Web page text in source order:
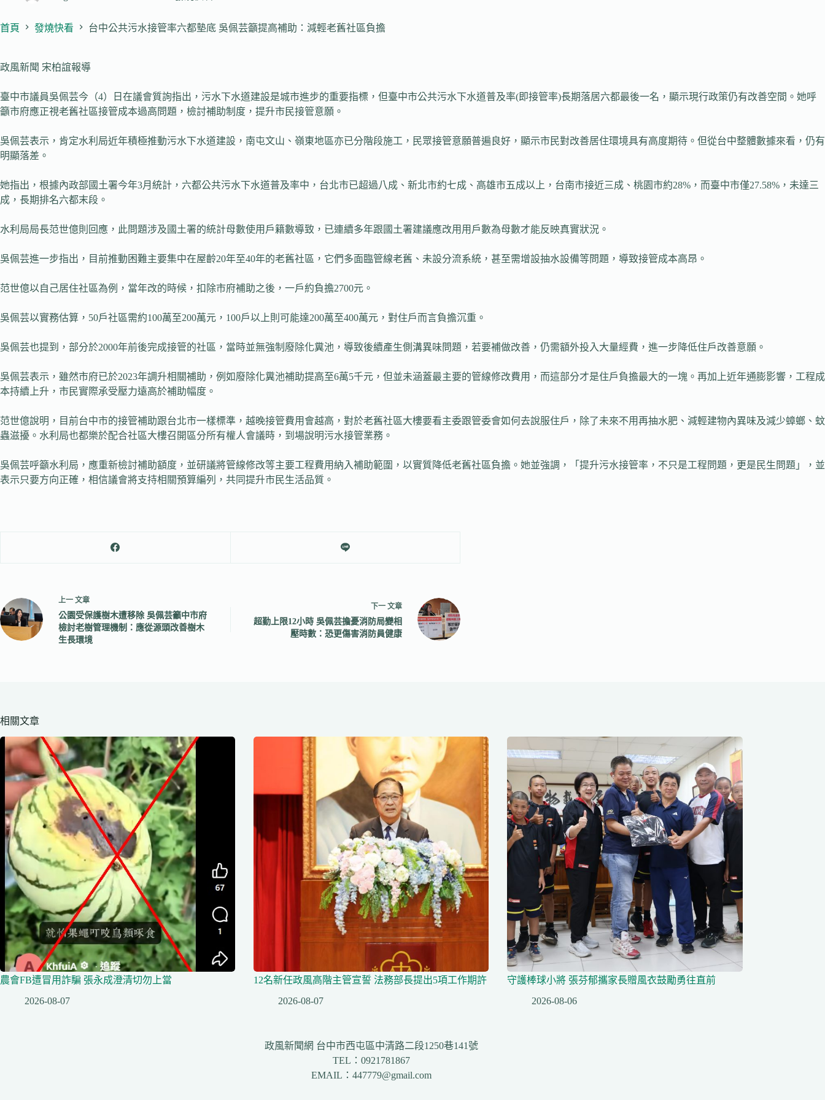
首頁 發燒快看 台中公共污水接管率六都墊底 吳佩芸籲提高補助：減輕老舊社區負擔
政風新聞 宋柏誼報導
臺中市議員吳佩芸今（4）日在議會質詢指出，污水下水道建設是城市進步的重要指標，但臺中市公共污水下水道普及率(即接管率)長期落居六都最後一名，顯示現行政策仍有改善空間。她呼
籲市府應正視老舊社區接管成本過高問題，檢討補助制度，提升市民接管意願。
吳佩芸表示，肯定水利局近年積極推動污水下水道建設，南屯文山、嶺東地區亦已分階段施工，民眾接管意願普遍良好，顯示市民對改善居住環境具有高度期待。但從台中整體數據來看，仍有
明顯落差。
她指出，根據內政部國土署今年3月統計，六都公共污水下水道普及率中，台北市已超過八成、新北市約七成、高雄市五成以上，台南市接近三成、桃園市約28%，而臺中市僅27.58%，未達三
成，長期排名六都末段。
水利局局長范世億則回應，此問題涉及國土署的統計母數使用戶籍數導致，已連續多年跟國土署建議應改用用戶數為母數才能反映真實狀況。
吳佩芸進一步指出，目前推動困難主要集中在屋齡20年至40年的老舊社區，它們多面臨管線老舊、未設分流系統，甚至需增設抽水設備等問題，導致接管成本高昂。
范世億以自己居住社區為例，當年改的時候，扣除市府補助之後，一戶約負擔2700元。
吳佩芸以實務估算，50戶社區需約100萬至200萬元，100戶以上則可能達200萬至400萬元，對住戶而言負擔沉重。
吳佩芸也提到，部分於2000年前後完成接管的社區，當時並無強制廢除化糞池，導致後續產生側溝異味問題，若要補做改善，仍需額外投入大量經費，進一步降低住戶改善意願。
吳佩芸表示，雖然市府已於2023年調升相關補助，例如廢除化糞池補助提高至6萬5千元，但並未涵蓋最主要的管線修改費用，而這部分才是住戶負擔最大的一塊。再加上近年通膨影響，工程成
本持續上升，市民實際承受壓力遠高於補助幅度。
范世億說明，目前台中市的接管補助跟台北市一樣標準，越晚接管費用會越高，對於老舊社區大樓要看主委跟管委會如何去說服住戶，除了未來不用再抽水肥、減輕建物內異味及減少蟑螂、蚊
蟲滋擾。水利局也都樂於配合社區大樓召開區分所有權人會議時，到場說明污水接管業務。
吳佩芸呼籲水利局，應重新檢討補助額度，並研議將管線修改等主要工程費用納入補助範圍，以實質降低老舊社區負擔。她並強調，「提升污水接管率，不只是工程問題，更是民生問題」，並
表示只要方向正確，相信議會將支持相關預算編列，共同提升市民生活品質。
上一 文章
公園受保護樹木遭移除 吳佩芸籲中市府
檢討老樹管理機制：應從源頭改善樹木
生長環境
下一 文章
超勤上限12小時 吳佩芸擔憂消防局變相
壓時數：恐更傷害消防員健康
相關文章
農會FB遭冒用詐騙 張永成澄清切勿上當
2026-08-07
12名新任政風高階主管宣誓 法務部長提出5項工作期許
2026-08-07
守護棒球小將 張芬郁攜家長贈風衣鼓勵勇往直前
2026-08-06
政風新聞網 台中市西屯區中清路二段1250巷141號
TEL：0921781867
EMAIL：447779@gmail.com